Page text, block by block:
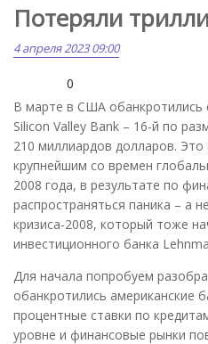
Потеряли
4 апреля 2023 09:00
0
В марте в США обанкротились
Silicon Valley Bank – 16-й по
210 миллиардов долларов. Это
крупнейшим со времен
2008 года, в результате по
распространяться паника – а
кризиса-2008, который тоже
инвестиционного банка
Для начала попробуем
обанкротились американские
процентные ставки по
уровне и финансовые рынки